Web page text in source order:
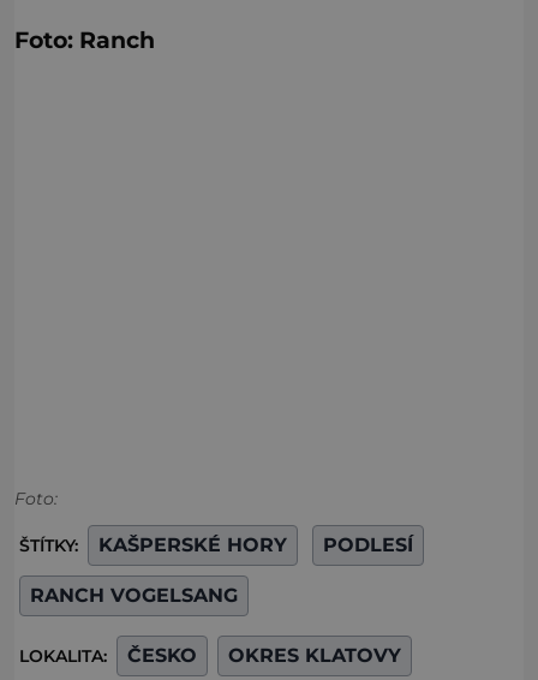
Foto: Ranch
Foto:
ŠTÍTKY: KAŠPERSKÉ HORY PODLESÍ
RANCH VOGELSANG
LOKALITA: ČESKO OKRES KLATOVY